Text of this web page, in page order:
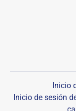
Inicio
Inicio de sesión